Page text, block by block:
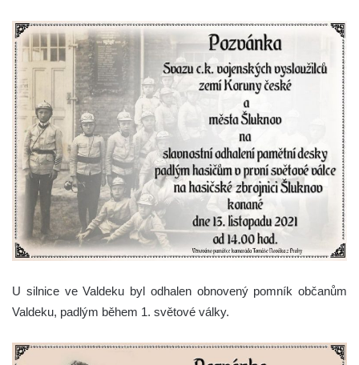
U silnice ve Valdeku byl odhalen obnovený pomník občanům
Valdeku, padlým během 1. světové války.